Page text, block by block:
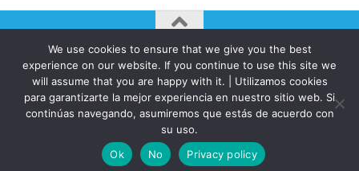
AUTOGIRO/el giro del arte actual © JAVIER MARTINEZ 2026. All
Rights Reserved.
Funciona con - Diseñado con elTema Hueman
We use cookies to ensure that we give you the best
experience on our website. If you continue to use this site we
will assume that you are happy with it. | Utilizamos cookies
para garantizarte la mejor experiencia en nuestro sitio web. Si
continúas navegando, asumiremos que estás de acuerdo con
su uso.
Ok
No Privacy policy